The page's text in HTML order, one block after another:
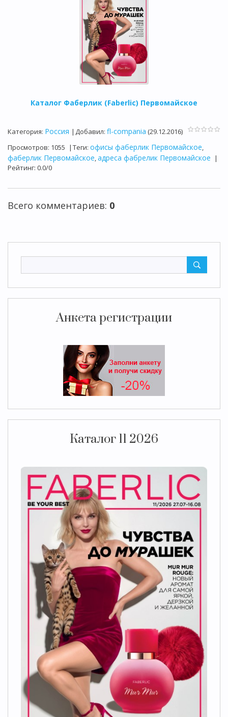
Анкета регистрации
Каталог 11 2026
Каталог Фаберлик (Faberlic) Первомайское
Категория: Россия | Добавил: fl-compania (29.12.2016)
Просмотров: 1055 | Теги: офисы фаберлик Первомайское,
фаберлик Первомайское,адреса фабрелик Первомайское |
Рейтинг: 0.0/0
Всего комментариев: 0